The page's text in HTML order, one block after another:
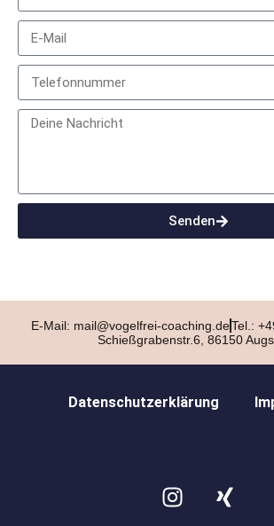
Senden
E-Mail: mail@vogelfrei-coaching.deTel.:
Schießgrabenstr.6, 86150
Datenschutzerklärung